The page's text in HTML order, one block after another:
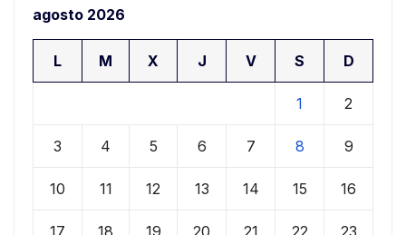
agosto 2026
L M X J V S D
1 2
3 4 5 6 7 8 9
10 11 12 13 14 15 16
17 18 19 20 21 22 23